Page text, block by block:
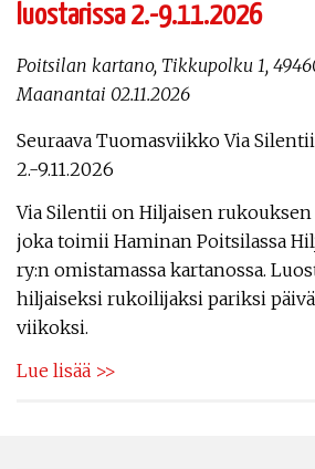
luostarissa 2.-9.11.2026
Poitsilan kartano, Tikkupolku 1,
Maanantai 02.11.2026
Seuraava Tuomasviikko Via
2.-9.11.2026
Via Silentii on Hiljaisen
joka toimii Haminan Poitsilassa
ry:n omistamassa kartanossa.
hiljaiseksi rukoilijaksi pariksi
viikoksi.
Lue lisää >>